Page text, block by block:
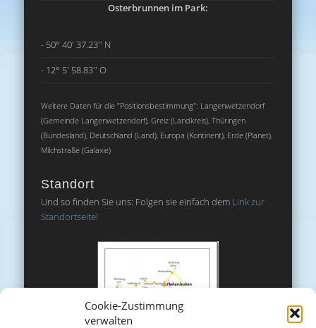
Cookie-Zustimmung
verwalten
Osterbrunnen im Park:
- 50° 40' 37.23'' N
- 12° 5' 58.83'' O
Weitere Daten für die "Positionsbestimmung": Langenwetzendorf
(Gemeinde Langenwetzendorf), Greiz (Landkreis), Thüringen
(Bundesland), Deutschland (Land), Europa (Kontinent), Erde (Planet),
Milchstraße (Galaxie)
Standort
Und so finden Sie uns: Folgen sie einfach dem Link zur
Standortseite!